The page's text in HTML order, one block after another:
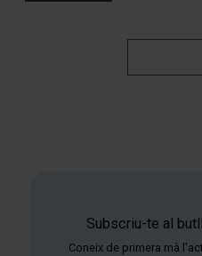
Subscriu-te al
Coneix de primera mà